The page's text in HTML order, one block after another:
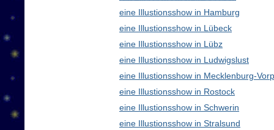
eine Illustionsshow in Hamburg
eine Illustionsshow in Lübeck
eine Illustionsshow in Lübz
eine Illustionsshow in Ludwigslust
eine Illustionsshow in Mecklenburg-
eine Illustionsshow in Rostock
eine Illustionsshow in Schwerin
eine Illustionsshow in Stralsund